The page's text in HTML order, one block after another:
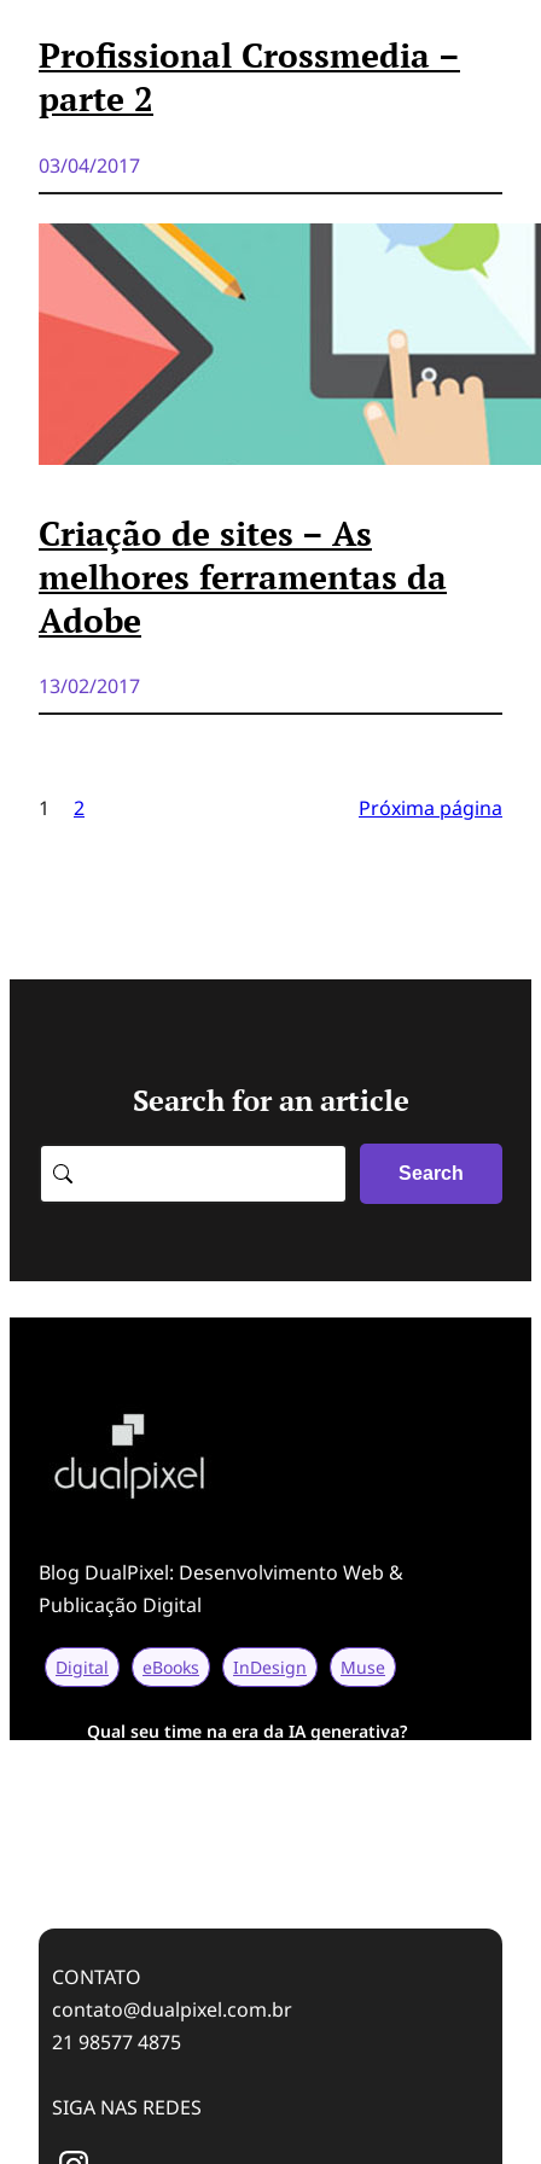
Profissional Crossmedia –
parte 2
03/04/2017
Criação de sites – As
melhores ferramentas da
Adobe
13/02/2017
1 2 Próxima página
Search for an article
Search
Search
Blog DualPixel: Desenvolvimento Web &
Publicação Digital
Digital eBooks InDesign Muse
Qual seu time na era da IA generativa?
CONTATO
contato@dualpixel.com.br
21 98577 4875
SIGA NAS REDES